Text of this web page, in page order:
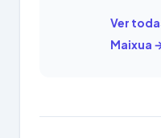
Ver
Maixua